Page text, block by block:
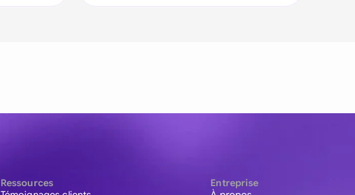
Ressources
Entreprise